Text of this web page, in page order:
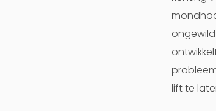
ongewild
lift te